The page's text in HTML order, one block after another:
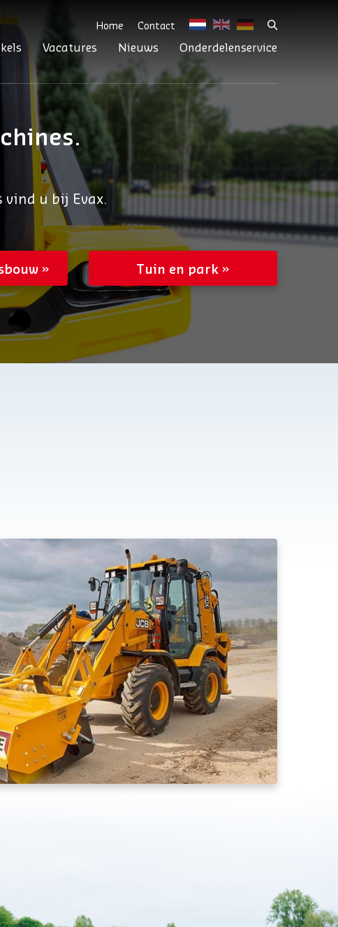
Home Contact
Vacatures Nieuws Onderdelenservice
u bij Evax.
Tuin en park